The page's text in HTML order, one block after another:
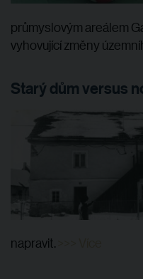
průmyslovým areálem
vyhovující změny
Starý dům versus
napravit.